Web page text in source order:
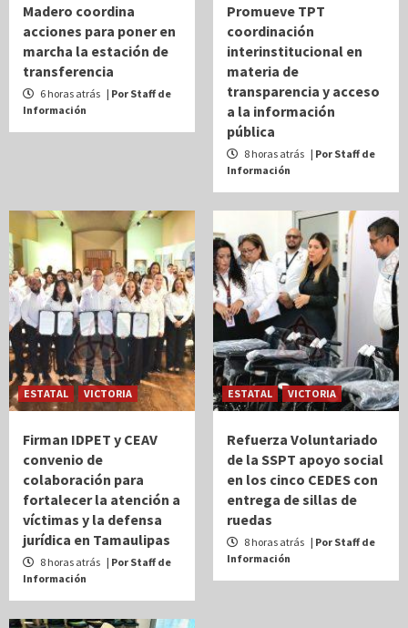
Madero coordina
acciones para poner en
marcha la estación de
transferencia
6 horas atrás | Por Staff de
Información
Promueve TPT
coordinación
interinstitucional en
materia de
transparencia y acceso
a la información
pública
8 horas atrás | Por Staff de
Información
ESTATAL VICTORIA
Firman IDPET y CEAV
convenio de
colaboración para
fortalecer la atención a
víctimas y la defensa
jurídica en Tamaulipas
8 horas atrás | Por Staff de
Información
ESTATAL VICTORIA
Refuerza Voluntariado
de la SSPT apoyo social
en los cinco CEDES con
entrega de sillas de
ruedas
8 horas atrás | Por Staff de
Información